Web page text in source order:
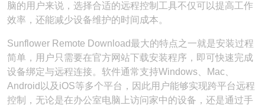
脑的用户来说，选择合适的远程控制工具不仅可以提高工作
效率，还能减少设备维护的时间成本。
Sunflower Remote Download最大的特点之一就是安装过程
简单，用户只需要在官方网站下载安装程序，即可快速完成
设备绑定与远程连接。软件通常支持Windows、Mac、
Android以及iOS等多个平台，因此用户能够实现跨平台远程
控制，无论是在办公室电脑上访问家中的设备，还是通过手